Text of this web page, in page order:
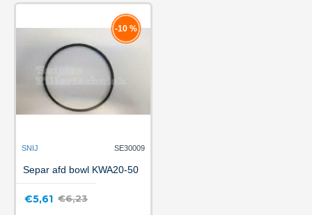
-10 %
SNIJ SE30009
Separ afd bowl KWA20-50
€5,61 €6,23